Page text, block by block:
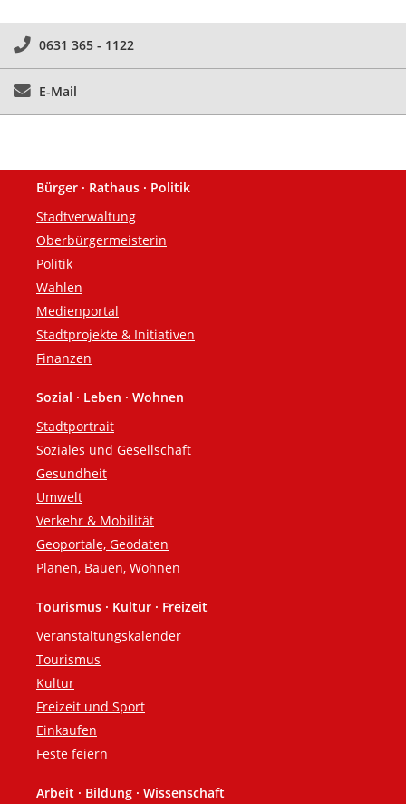
0631 365 - 1122
E-Mail
Fußzeile
Bürger · Rathaus · Politik
Stadtverwaltung
Oberbürgermeisterin
Politik
Wahlen
Medienportal
Stadtprojekte & Initiativen
Finanzen
Sozial · Leben · Wohnen
Stadtportrait
Soziales und Gesellschaft
Gesundheit
Umwelt
Verkehr & Mobilität
Geoportale, Geodaten
Planen, Bauen, Wohnen
Tourismus · Kultur · Freizeit
Veranstaltungskalender
Tourismus
Kultur
Freizeit und Sport
Einkaufen
Feste feiern
Arbeit · Bildung · Wissenschaft